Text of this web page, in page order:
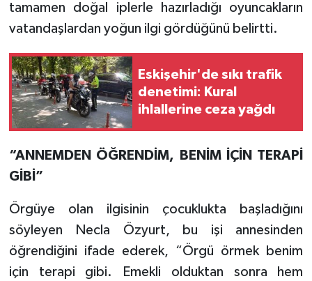
tamamen doğal iplerle hazırladığı oyuncakların
vatandaşlardan yoğun ilgi gördüğünü belirtti.
Eskişehir'de sıkı trafik
denetimi: Kural
ihlallerine ceza yağdı
“ANNEMDEN ÖĞRENDİM, BENİM İÇİN TERAPİ
GİBİ”
Örgüye olan ilgisinin çocuklukta başladığını
söyleyen Necla Özyurt, bu işi annesinden
öğrendiğini ifade ederek, “Örgü örmek benim
için terapi gibi. Emekli olduktan sonra hem